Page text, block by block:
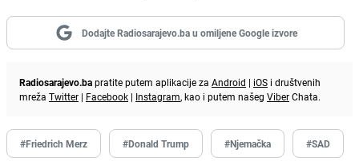
Dodajte Radiosarajevo.ba u omiljene Google izvore
Radiosarajevo.bapratite putem aplikacije za Android | iOS i društvenih
mreža Twitter | Facebook | Instagram, kao i putem našeg ViberChata.
#Friedrich Merz #Donald Trump #Njemačka #SAD